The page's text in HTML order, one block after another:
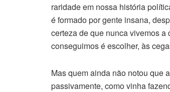
raridade em nossa história
é formado por gente insana,
certeza de que nunca vivemos
conseguimos é escolher, às
Mas quem ainda não notou que
passivamente, como vinha